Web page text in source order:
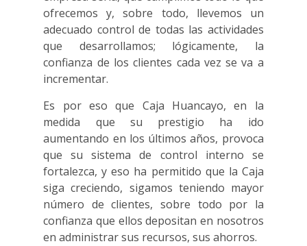
ofrecemos y, sobre todo, llevemos un
adecuado control de todas las actividades
que desarrollamos; lógicamente, la
confianza de los clientes cada vez se va a
incrementar.
Es por eso que Caja Huancayo, en la
medida que su prestigio ha ido
aumentando en los últimos años, provoca
que su sistema de control interno se
fortalezca, y eso ha permitido que la Caja
siga creciendo, sigamos teniendo mayor
número de clientes, sobre todo por la
confianza que ellos depositan en nosotros
en administrar sus recursos, sus ahorros.